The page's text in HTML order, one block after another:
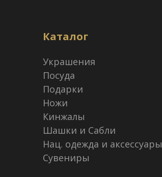
Каталог
Украшения
Посуда
Подарки
Ножи
Кинжалы
Шашки и Сабли
Нац. одежда и аксессуары
Сувениры